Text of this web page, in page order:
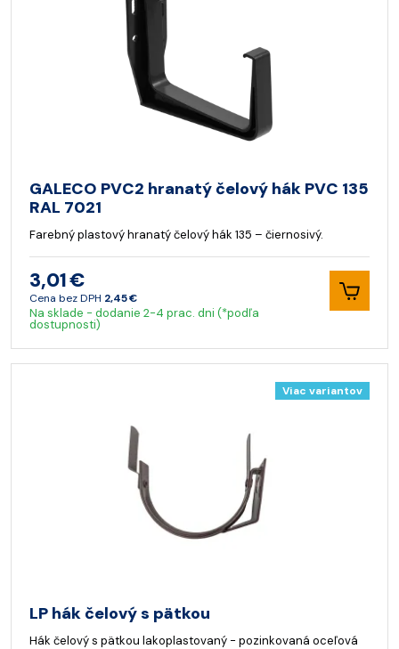
GALECO PVC2 hranatý čelový hák PVC 135
RAL 7021
Farebný plastový hranatý čelový hák 135 – čiernosivý.
3,01 €
Cena bez DPH 2,45 €
Na sklade - dodanie 2-4 prac. dni (*podľa
dostupnosti)
Viac variantov
LP hák čelový s pätkou
Hák čelový s pätkou lakoplastovaný - pozinkovaná oceľová